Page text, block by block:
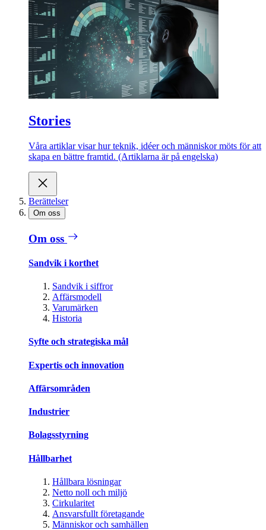
Stories
Våra artiklar visar hur teknik, idéer och människor möts för att
skapa en bättre framtid. (Artiklarna är på engelska)
Berättelser
Om oss
Om oss
Sandvik i korthet
Sandvik i siffror
Affärsmodell
Varumärken
Historia
Syfte och strategiska mål
Expertis och innovation
Affärsområden
Industrier
Bolagsstyrning
Hållbarhet
Hållbara lösningar
Netto noll och miljö
Cirkularitet
Ansvarsfullt företagande
Människor och samhällen